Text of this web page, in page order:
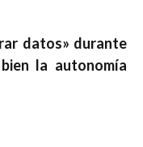
datos» durante
la autonomía